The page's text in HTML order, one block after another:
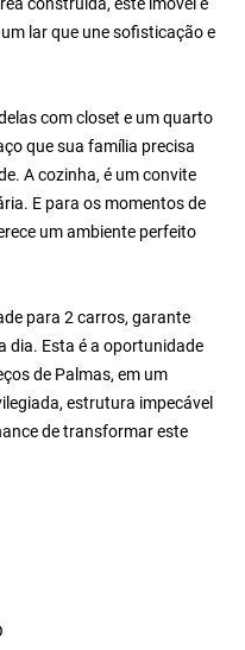
lar que une sofisticação e
com closet e um quarto
que sua família precisa
A cozinha, é um convite
E para os momentos de
um ambiente perfeito
para 2 carros, garante
dia. Esta é a oportunidade
de Palmas, em um
estrutura impecável
de transformar este